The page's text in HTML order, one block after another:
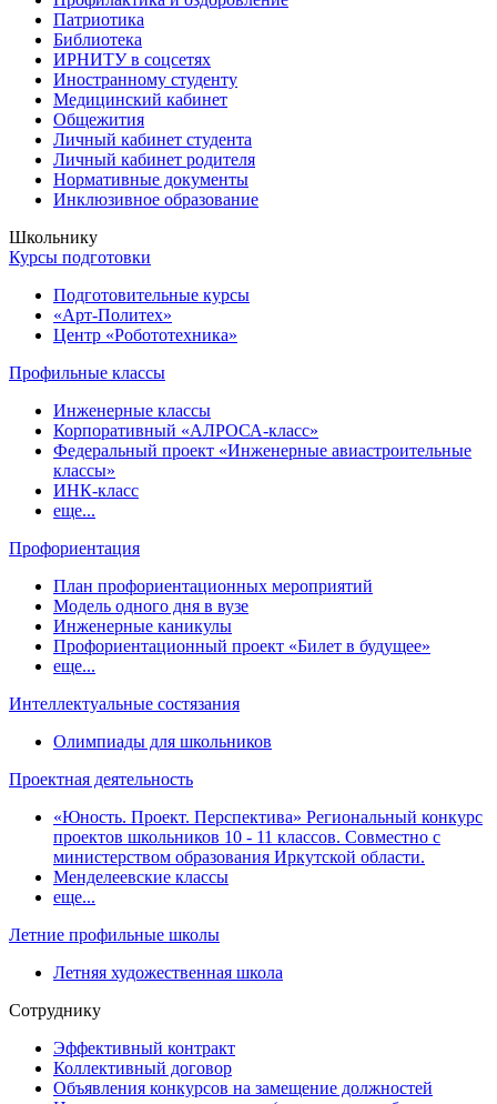
Патриотика
Библиотека
ИРНИТУ в соцсетях
Иностранному студенту
Медицинский кабинет
Общежития
Личный кабинет студента
Личный кабинет родителя
Нормативные документы
Инклюзивное образование
Школьнику
Курсы подготовки
Подготовительные курсы
«Арт-Политех»
Центр «Робототехника»
Профильные классы
Инженерные классы
Корпоративный «АЛРОСА-класс»
Федеральный проект «Инженерные авиастроительные
классы»
ИНК-класс
еще...
Профориентация
План профориентационных мероприятий
Модель одного дня в вузе
Инженерные каникулы
Профориентационный проект «Билет в будущее»
еще...
Интеллектуальные состязания
Олимпиады для школьников
Проектная деятельность
«Юность. Проект. Перспектива» Региональный конкурс
проектов школьников 10 - 11 классов. Совместно с
министерством образования Иркутской области.
Менделеевские классы
еще...
Летние профильные школы
Летняя художественная школа
Сотруднику
Эффективный контракт
Коллективный договор
Объявления конкурсов на замещение должностей